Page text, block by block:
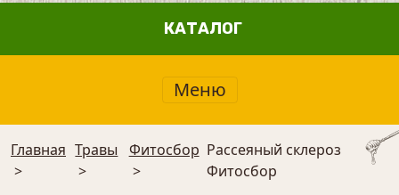
КАТАЛОГ
Меню
Главная
>
Травы
>
⁠Фитосбор
>
Рассеяный склероз
Фитосбор